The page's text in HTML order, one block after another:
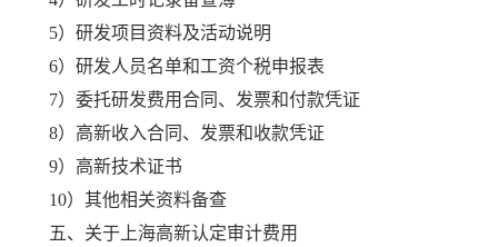
5）研发项目资料及活动说明
6）研发人员名单和工资个税申报表
7）委托研发费用合同、发票和付款凭证
8）高新收入合同、发票和收款凭证
9）高新技术证书
10）其他相关资料备查
五、关于上海高新认定审计费用